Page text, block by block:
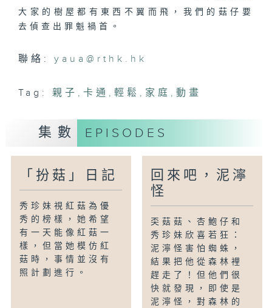
大家的樹屋都有東西不翼而飛，我們的菇仔要
去偵查出罪魁禍首。
聯絡:yaua@rthk.hk
Tag: 親子 ,卡通 ,輕鬆 , 家庭 ,動畫
集數 EPISODES
「扮菇」日記
秀珍妹視紅菇為優
秀的榜樣，她希望
有一天能像紅菇一
樣，但當她模仿紅
菇時，事情並沒有
照計劃進行。
回來吧，泥濘
怪
奀菇菇、杏鮑仔和
秀珍妹欣喜若狂：
泥濘怪害怕蜘蛛，
結果把他從森林裡
趕走了！但他們很
快就發現，即使是
泥濘怪，對森林的